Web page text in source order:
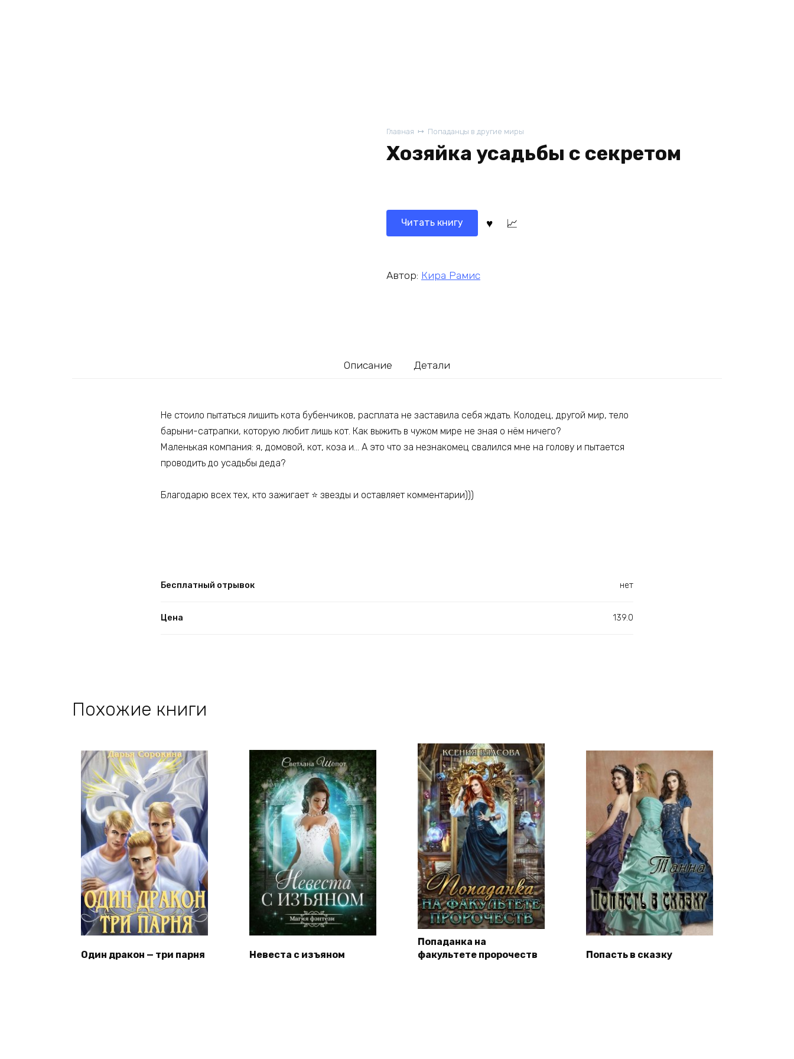
Главная Попаданцы в другие миры
Хозяйка усадьбы с секретом
Читать книгу
Автор: Кира Рамис
Описание Детали
Не стоило пытаться лишить кота бубенчиков, расплата не заставила себя ждать. Колодец, другой мир, тело
барыни-сатрапки, которую любит лишь кот. Как выжить в чужом мире не зная о нём ничего?
Маленькая компания: я, домовой, кот, коза и… А это что за незнакомец свалился мне на голову и пытается
проводить до усадьбы деда?
Благодарю всех тех, кто зажигает ⭐ звезды и оставляет комментарии)))
Бесплатный отрывок нет
Цена 139.0
Похожие книги
Один дракон — три парня Невеста с изъяном
Попаданка на
факультете пророчеств
Попасть в сказку